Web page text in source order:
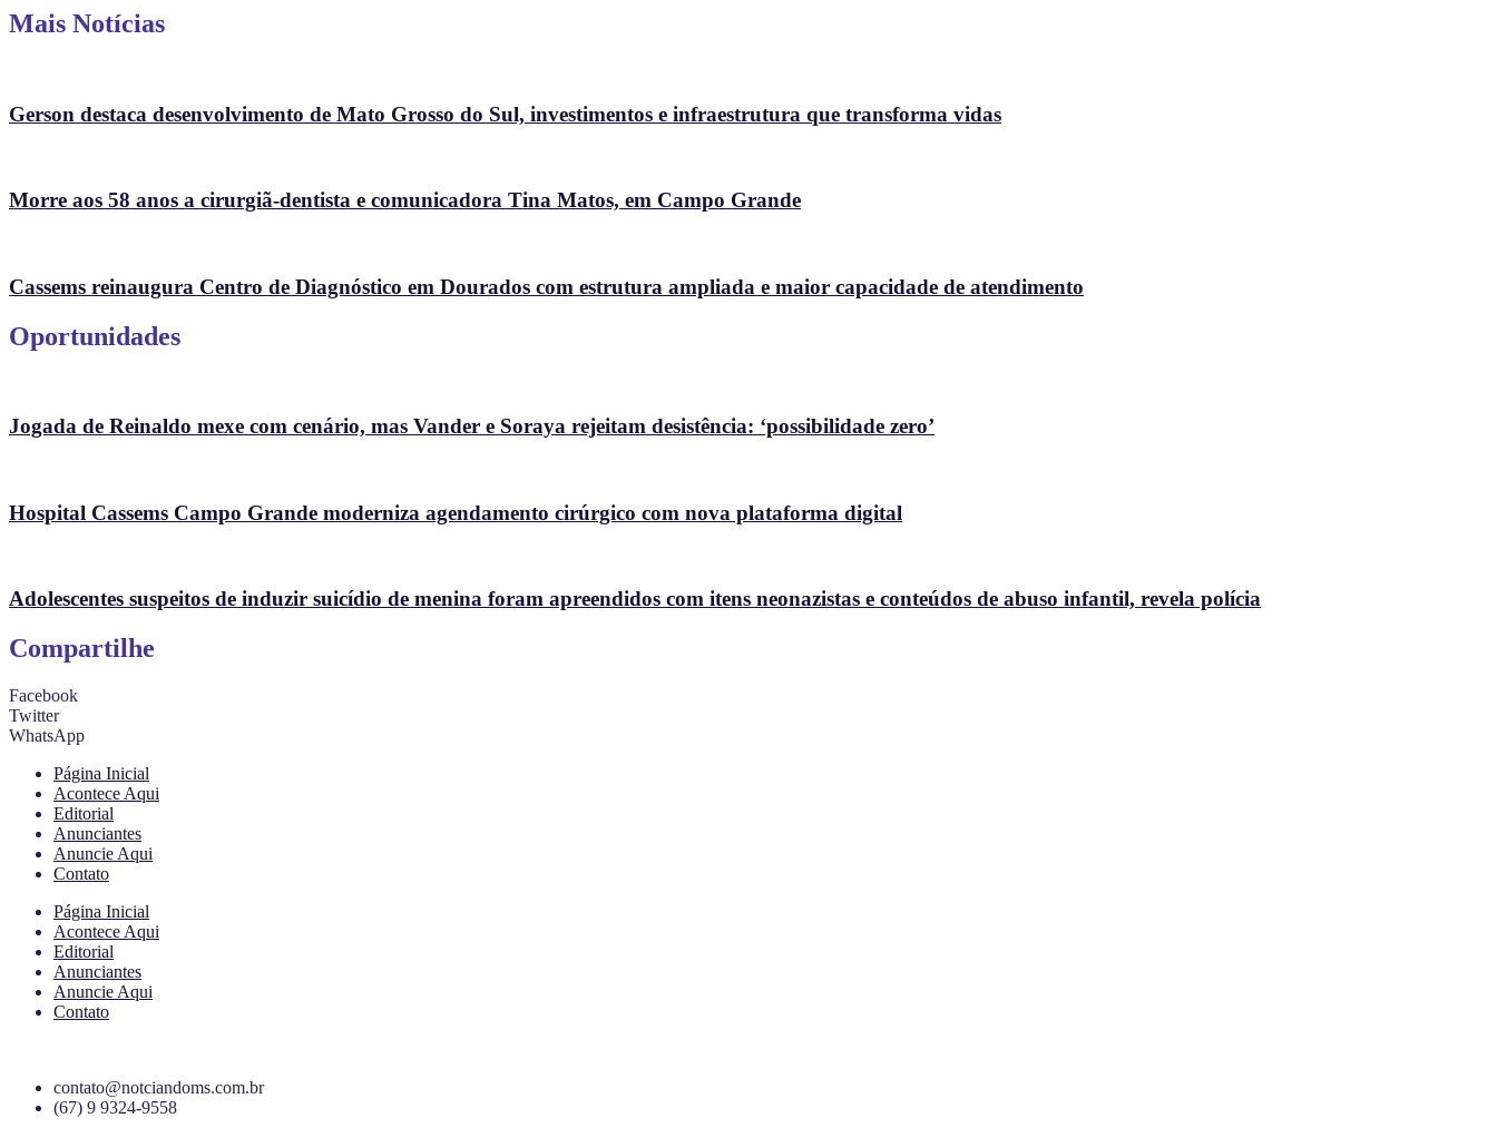
Mais Notícias
Gerson destaca desenvolvimento de Mato Grosso do Sul, investimentos e infraestrutura que transforma vidas
Morre aos 58 anos a cirurgiã-dentista e comunicadora Tina Matos, em Campo Grande
Cassems reinaugura Centro de Diagnóstico em Dourados com estrutura ampliada e maior capacidade de atendimento
Oportunidades
Jogada de Reinaldo mexe com cenário, mas Vander e Soraya rejeitam desistência: ‘possibilidade zero’
Hospital Cassems Campo Grande moderniza agendamento cirúrgico com nova plataforma digital
Adolescentes suspeitos de induzir suicídio de menina foram apreendidos com itens neonazistas e conteúdos de abuso infantil, revela polícia
Compartilhe
Facebook
Twitter
WhatsApp
Página Inicial
Acontece Aqui
Editorial
Anunciantes
Anuncie Aqui
Contato
Página Inicial
Acontece Aqui
Editorial
Anunciantes
Anuncie Aqui
Contato
contato@notciandoms.com.br
(67) 9 9324-9558